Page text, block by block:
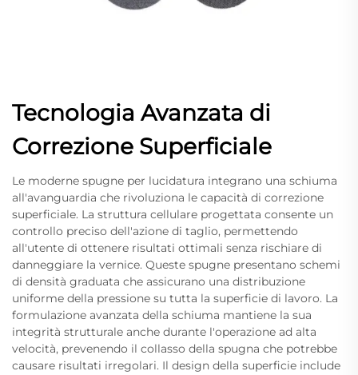
Tecnologia Avanzata di
Correzione Superficiale
Le moderne spugne per lucidatura integrano una schiuma
all'avanguardia che rivoluziona le capacità di correzione
superficiale. La struttura cellulare progettata consente un
controllo preciso dell'azione di taglio, permettendo
all'utente di ottenere risultati ottimali senza rischiare di
danneggiare la vernice. Queste spugne presentano schemi
di densità graduata che assicurano una distribuzione
uniforme della pressione su tutta la superficie di lavoro. La
formulazione avanzata della schiuma mantiene la sua
integrità strutturale anche durante l'operazione ad alta
velocità, prevenendo il collasso della spugna che potrebbe
causare risultati irregolari. Il design della superficie include